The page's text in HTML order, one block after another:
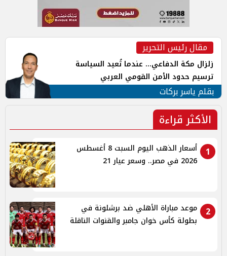
مقال رئيس التحرير
زلزال مكة الدفاعي... عندما تُعيد السياسة
ترسيم حدود الأمن القومي العربي
بقلم ياسر بركات
الأكثر قراءة
1
أسعار الذهب اليوم السبت 8 أغسطس
2026 في مصر.. وسعر عيار 21
2
موعد مباراة الأهلي ضد برشلونة في
بطولة كأس خوان جامبر والقنوات الناقلة